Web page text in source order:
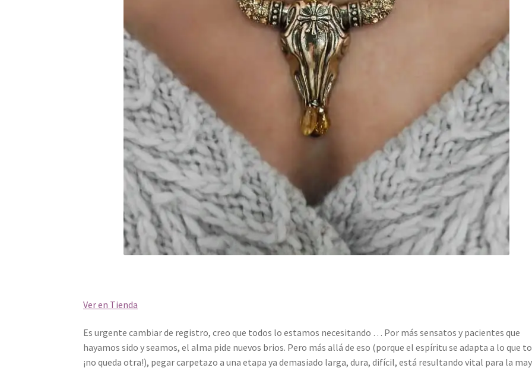
Ver en Tienda
Es urgente cambiar de registro, creo que todos lo estamos necesitando … Por más sensatos y pacientes que
hayamos sido y seamos, el alma pide nuevos brios. Pero más allá de eso (porque el espíritu se adapta a lo que
¡no queda otra!), pegar carpetazo a una etapa ya demasiado larga, dura, difícil, está resultando vital para la